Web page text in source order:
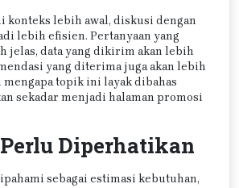
konteks lebih awal, diskusi dengan
lebih efisien. Pertanyaan yang
jelas, data yang dikirim akan lebih
yang diterima juga akan lebih
mengapa topik ini layak dibahas
sekadar menjadi halaman promosi
Diperhatikan
sebagai estimasi kebutuhan,